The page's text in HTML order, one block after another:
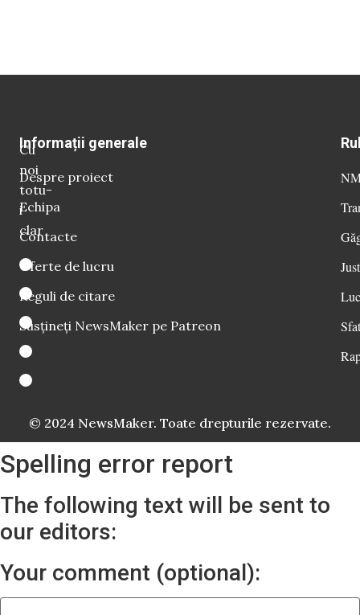
Cu
noi
totu-
i
clar
Informații generale
Despre proiect
Echipa
Contacte
Oferte de lucru
Reguli de citare
Susțineți NewsMaker pe Patreon
© 2024 NewsMaker. Toate drepturile rezervate.
Spelling error report
The following text will be sent to
our editors:
Your comment (optional):